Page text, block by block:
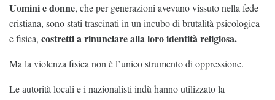
Uomini e donne, che per generazioni avevano vissuto nella fede
cristiana, sono stati trascinati in un incubo di brutalità psicologica
e fisica, costretti a rinunciare alla loro identità religiosa.
Ma la violenza fisica non è l’unico strumento di oppressione.
Le autorità locali e i nazionalisti indù hanno utilizzato la